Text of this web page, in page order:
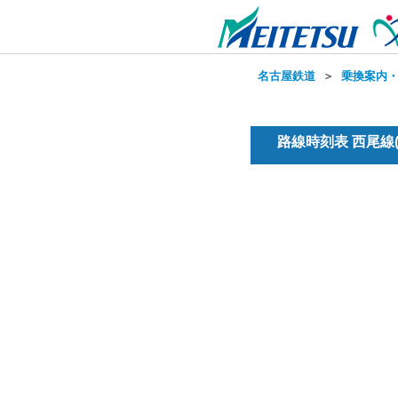
名古屋鉄道 ＞ 乗換案内
路線時刻表 西尾